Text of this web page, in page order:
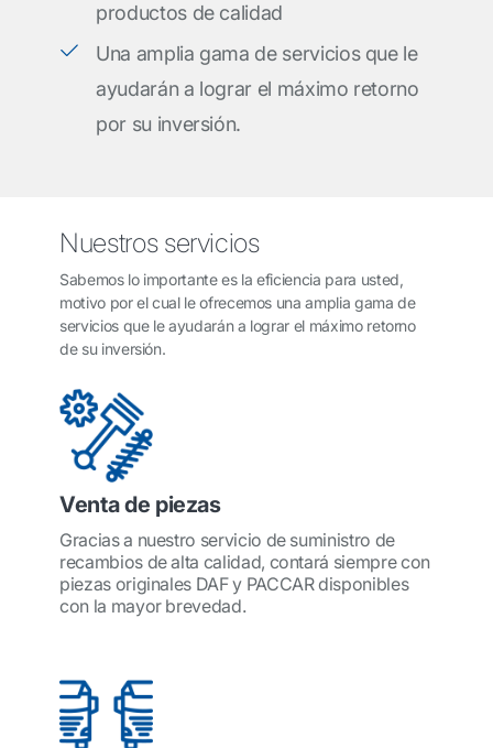
productos de calidad
Una amplia gama de servicios que le
ayudarán a lograr el máximo retorno
por su inversión.
Nuestros servicios
Sabemos lo importante es la eficiencia para usted,
motivo por el cual le ofrecemos una amplia gama de
servicios que le ayudarán a lograr el máximo retorno
de su inversión.
Venta de piezas
Gracias a nuestro servicio de suministro de
recambios de alta calidad, contará siempre con
piezas originales DAF y PACCAR disponibles
con la mayor brevedad.